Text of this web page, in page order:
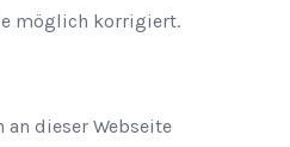
möglich korrigiert.
dieser Webseite